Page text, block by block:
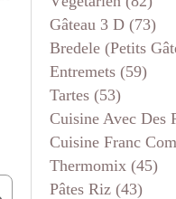
Gâteau 3 D (73)
Bredele (petits
Entremets (59)
Tartes (53)
Cuisine Avec Des
Cuisine Franc
Thermomix (45)
Pâtes Riz (43)